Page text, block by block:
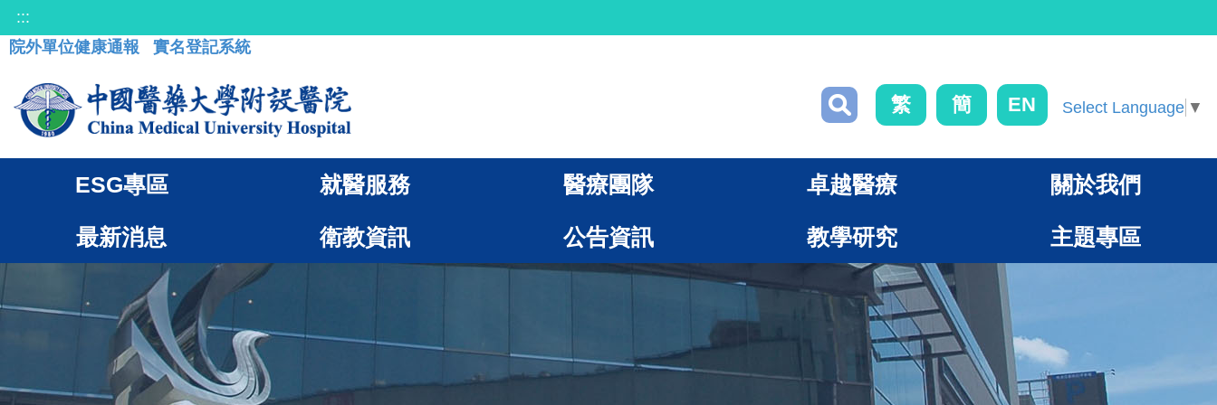
:::
院外單位健康通報
實名登記系統
繁 簡 EN Select Language ▼
ESG專區 就醫服務 醫療團隊 卓越醫療 關於我們
最新消息 衛教資訊 公告資訊 教學研究 主題專區